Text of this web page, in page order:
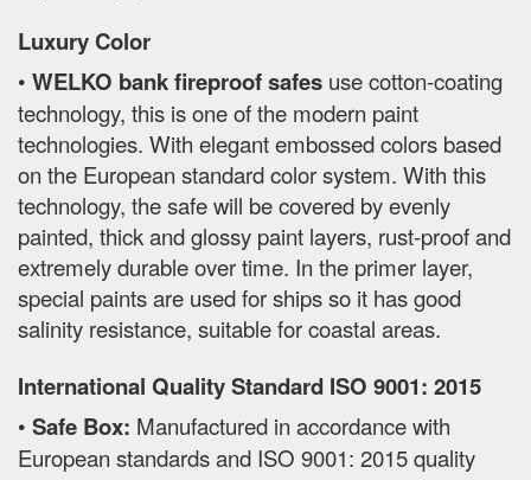
Luxury Color
• WELKO bank fireproof safes use cotton-coating
technology, this is one of the modern paint
technologies. With elegant embossed colors based
on the European standard color system. With this
technology, the safe will be covered by evenly
painted, thick and glossy paint layers, rust-proof and
extremely durable over time. In the primer layer,
special paints are used for ships so it has good
salinity resistance, suitable for coastal areas.
International Quality Standard ISO 9001: 2015
• Safe Box: Manufactured in accordance with
European standards and ISO 9001: 2015 quality